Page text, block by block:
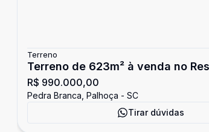
Terreno
Terreno de 623m² à venda no
Pedra
R$ 990.000,00
Pedra Branca, Palhoça - SC
Tirar dúvidas